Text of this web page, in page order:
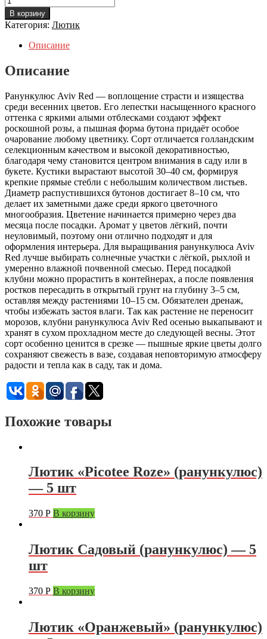
В корзину
Категория: Лютик
Описание
Описание
Ранункулюс Aviv Red — воплощение страсти и изящества
среди весенних цветов. Его лепестки насыщенного красного
оттенка с яркими алыми отблесками создают эффект
роскошной розы, а пышная форма бутона придаёт особое
очарование любому цветнику. Сорт отличается голландским
селекционным качеством и высокой декоративностью,
благодаря чему становится центром внимания в саду или в
букете. Кустики вырастают высотой 30–40 см, формируя
крепкие прямые стебли с небольшим количеством листьев.
Диаметр распустившихся бутонов достигает 8–10 см, что
делает их заметными даже среди яркого цветочного
многообразия. Цветение начинается примерно через два
месяца после посадки. Аромат у цветов лёгкий, почти
неуловимый, поэтому они отлично подходят и для
оформления интерьера. Для выращивания ранункулюса Aviv
Red лучше выбирать солнечные участки с лёгкой, рыхлой и
умеренно влажной почвенной смесью. Перед посадкой
клубни можно прорастить в контейнерах, а после появления
ростков пересадить в открытый грунт на глубину 3–5 см,
оставляя между растениями 10–15 см. Обязателен дренаж,
чтобы избежать застоя влаги. Так как растение не переносит
морозов, клубни ранункулюса Aviv Red осенью выкапывают и
хранят в сухом прохладном месте до следующей весны. Этот
сорт особенно ценится в срезке — пышные яркие цветы долго
сохраняют свежесть в вазе, создавая неповторимую атмосферу
радости и тепла как в саду, так и дома.
Похожие товары
Лютик «Picotee Roze» (ранункулюс)
— 5 шт
370 Р В корзину
Лютик Садовый (ранункулюс) — 5
шт
370 Р В корзину
Лютик «Оранжевый» (ранункулюс)